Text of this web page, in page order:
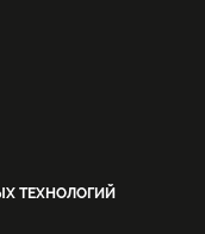
ТЕХНОЛОГИЙ